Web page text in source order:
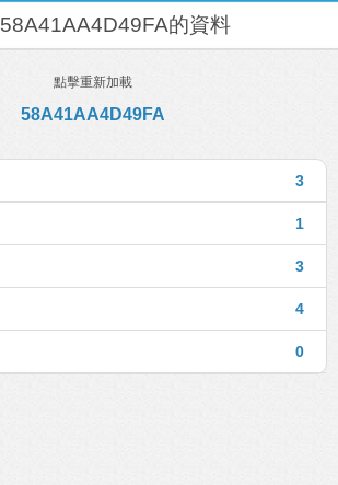
58A41AA4D49FA的資料
點擊重新加載
58A41AA4D49FA
3
1
3
4
0